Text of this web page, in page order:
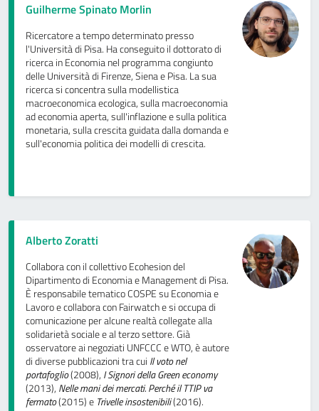
Guilherme Spinato Morlin
Ricercatore a tempo determinato presso
l'Università di Pisa. Ha conseguito il dottorato di
ricerca in Economia nel programma congiunto
delle Università di Firenze, Siena e Pisa. La sua
ricerca si concentra sulla modellistica
macroeconomica ecologica, sulla macroeconomia
ad economia aperta, sull'inflazione e sulla politica
monetaria, sulla crescita guidata dalla domanda e
sull'economia politica dei modelli di crescita.
Alberto Zoratti
Collabora con il collettivo Ecohesion del
Dipartimento di Economia e Management di Pisa.
È responsabile tematico COSPE su Economia e
Lavoro e collabora con Fairwatch e si occupa di
comunicazione per alcune realtà collegate alla
solidarietà sociale e al terzo settore. Già
osservatore ai negoziati UNFCCC e WTO, è autore
di diverse pubblicazioni tra cui Il voto nel
portafoglio(2008), I Signori della Green economy
(2013), Nelle mani dei mercati. Perché il TTIP va
fermato(2015) e Trivelle insostenibili(2016).